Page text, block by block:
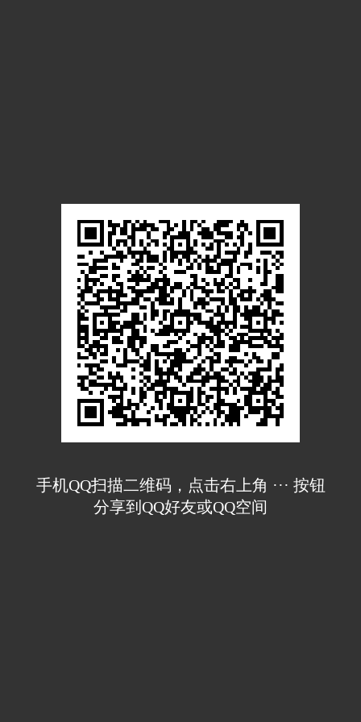
手机QQ扫描二维码，点击右上角 ··· 按钮
分享到QQ好友或QQ空间